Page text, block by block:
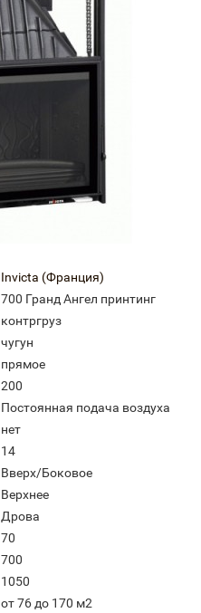
Invicta (Франция)
700 Гранд Ангел принтинг
контргруз
чугун
прямое
200
Постоянная подача воздуха
нет
14
Вверх/Боковое
Верхнее
Дрова
70
700
1050
от 76 до 170 м2